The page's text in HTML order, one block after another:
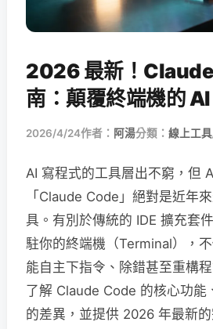
2026 最新！
南：顛覆終端機的
2026/4/24作者： 阿湯分類： 線上工
AI 寫程式的工具層出不窮，但
「Claude Code」絕對是近年
具。有別於傳統的 IDE 擴充套
駐你的終端機（Terminal），
能自主下指令、除錯甚至重構
了解 Claude Code 的核心功
的差異，並提供 2026 年最新